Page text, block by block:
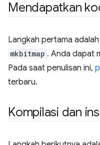
Mendapatkan
Langkah pertama
mkbitmap . Anda dapat
Pada saat penulisan ini,
terbaru.
Kompilasi dan